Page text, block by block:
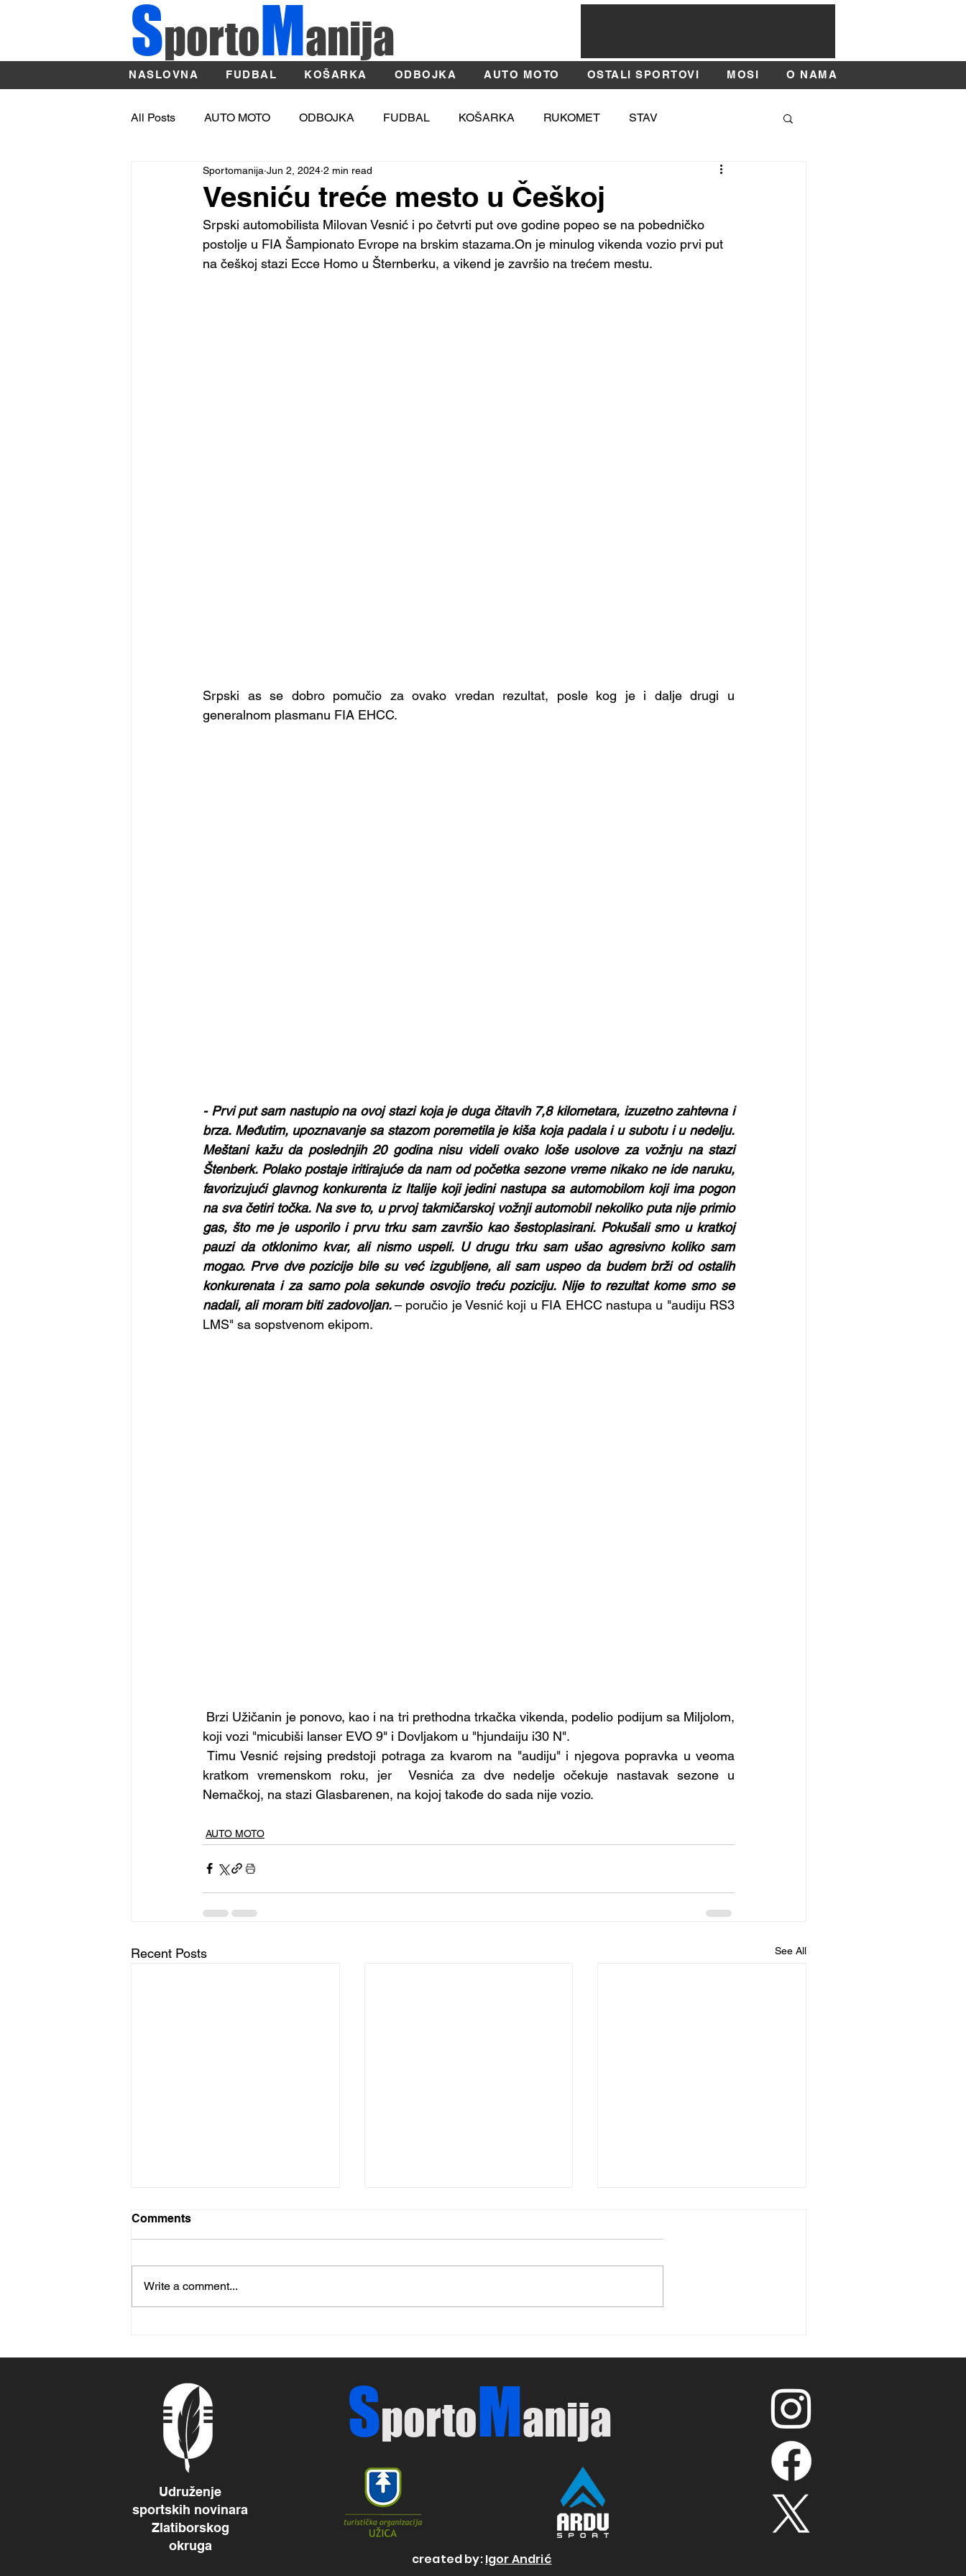
SportoManija
NASLOVNA FUDBAL KOŠARKA ODBOJKA AUTO MOTO OSTALI SPORTOVI MOSI O NAMA
All Posts AUTO MOTO ODBOJKA FUDBAL KOŠARKA RUKOMET STAV
OSTALI SPORTOVI ATLETIKA SAJAM SPORTA
BASKET
Vesniću treće mesto u Češkoj
Sportomanija Jun 2, 2024 2 min read
Srpski automobilista Milovan Vesnić i po četvrti put ove godine popeo se na pobedničko
postolje u FIA Šampionato Evrope na brskim stazama.On je minulog vikenda vozio prvi put
na češkoj stazi Ecce Homo u Šternberku, a vikend je završio na trećem mestu.
Srpski as se dobro pomučio za ovako vredan rezultat, posle kog je i dalje drugi u
generalnom plasmanu FIA EHCC.
- Prvi put sam nastupio na ovoj stazi koja je duga čitavih 7,8 kilometara, izuzetno zahtevna i
brza. Međutim, upoznavanje sa stazom poremetila je kiša koja padala i u subotu i u nedelju.
Meštani kažu da poslednjih 20 godina nisu videli ovako loše usolove za vožnju na stazi
Štenberk. Polako postaje iritirajuće da nam od početka sezone vreme nikako ne ide naruku,
favorizujući glavnog konkurenta iz Italije koji jedini nastupa sa automobilom koji ima pogon
na sva četiri točka. Na sve to, u prvoj takmičarskoj vožnji automobil nekoliko puta nije primio
gas, što me je usporilo i prvu trku sam završio kao šestoplasirani. Pokušali smo u kratkoj
pauzi da otklonimo kvar, ali nismo uspeli. U drugu trku sam ušao agresivno koliko sam
mogao. Prve dve pozicije bile su već izgubljene, ali sam uspeo da budem brži od ostalih
konkurenata i za samo pola sekunde osvojio treću poziciju. Nije to rezultat kome smo se
nadali, ali moram biti zadovoljan. – poručio je Vesnić koji u FIA EHCC nastupa u "audiju RS3
LMS" sa sopstvenom ekipom.
Brzi Užičanin je ponovo, kao i na tri prethodna trkačka vikenda, podelio podijum sa Miljolom,
koji vozi "micubiši lanser EVO 9" i Dovljakom u "hjundaiju i30 N".
Timu Vesnić rejsing predstoji potraga za kvarom na "audiju" i njegova popravka u veoma
kratkom vremenskom roku, jer  Vesnića za dve nedelje očekuje nastavak sezone u
Nemačkoj, na stazi Glasbarenen, na kojoj takođe do sada nije vozio.
AUTO MOTO
Recent Posts See All
drugi
Comments
Write a comment...
Udruženje
sportskih novinara
Zlatiborskog
okruga
SportoManija
created by:Igor Andrić